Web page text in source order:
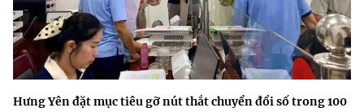
Hưng Yên đặt mục tiêu gỡ nút thắt chuyển đổi số trong 100